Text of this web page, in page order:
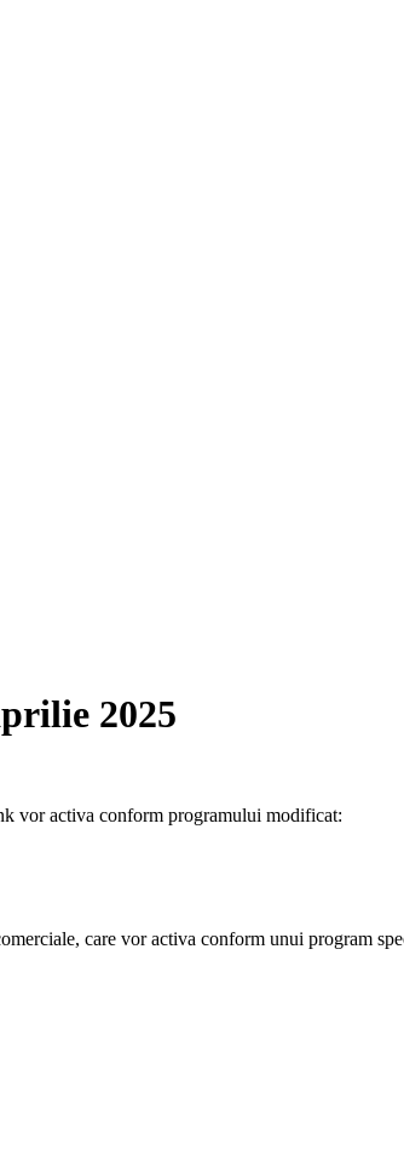
2025
vor activa conform programului modificat:
care vor activa conform unui program